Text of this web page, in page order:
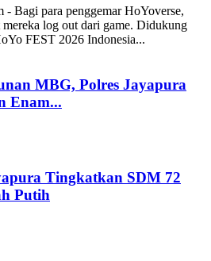
Bagi para penggemar HoYoverse,
mereka log out dari game. Didukung
FEST 2026 Indonesia...
MBG, Polres Jayapura
Enam...
Tingkatkan SDM 72
Putih